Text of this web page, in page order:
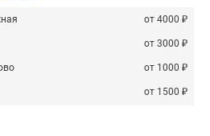
зубов (ОПТГ) детям
от 4000
от 3000
от 1000
от 1500